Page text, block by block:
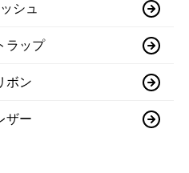
シュ
ラップ
ボン
ザー